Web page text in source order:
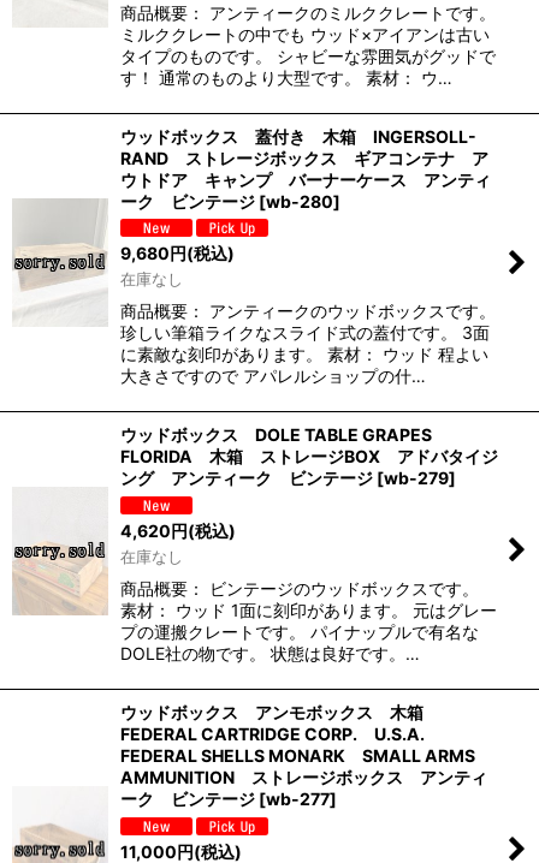
商品概要： アンティークのミルククレートです。
ミルククレートの中でも ウッド×アイアンは古い
タイプのものです。 シャビーな雰囲気がグッドで
す！ 通常のものより大型です。 素材： ウ…
ウッドボックス 蓋付き 木箱 INGERSOLL-
RAND ストレージボックス ギアコンテナ ア
ウトドア キャンプ バーナーケース アンティ
ーク ビンテージ [wb-280]
9,680円(税込)
在庫なし
商品概要： アンティークのウッドボックスです。
珍しい筆箱ライクなスライド式の蓋付です。 3面
に素敵な刻印があります。 素材： ウッド 程よい
大きさですので アパレルショップの什…
ウッドボックス DOLE TABLE GRAPES
FLORIDA 木箱 ストレージBOX アドバタイジ
ング アンティーク ビンテージ [wb-279]
4,620円(税込)
在庫なし
商品概要： ビンテージのウッドボックスです。
素材： ウッド 1面に刻印があります。 元はグレー
プの運搬クレートです。 パイナップルで有名な
DOLE社の物です。 状態は良好です。…
ウッドボックス アンモボックス 木箱
FEDERAL CARTRIDGE CORP. U.S.A.
FEDERAL SHELLS MONARK SMALL ARMS
AMMUNITION ストレージボックス アンティ
ーク ビンテージ [wb-277]
11,000円(税込)